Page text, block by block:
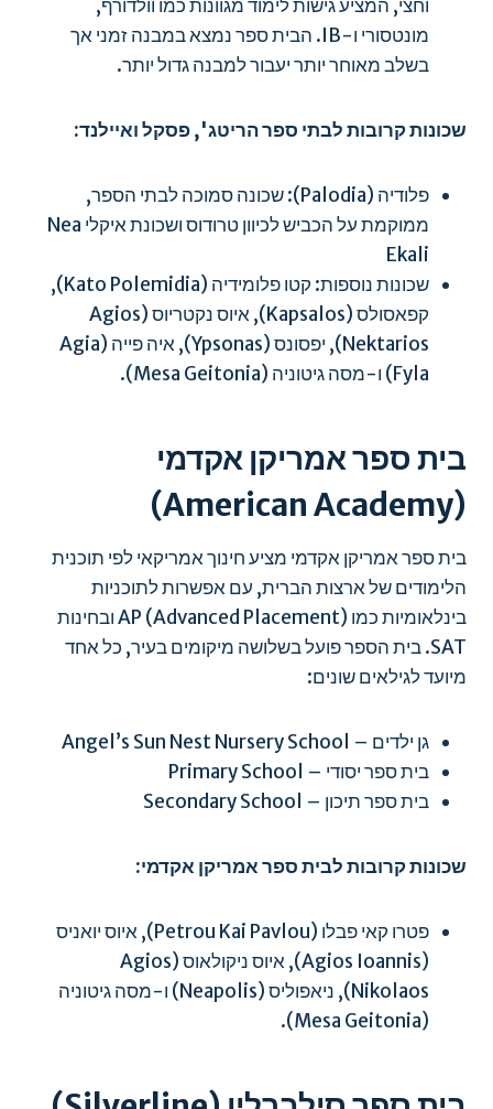
וחצי, המציע גישות לימוד מגוונות כמו וולדורף,
מונטסורי ו-IB. הבית ספר נמצא במבנה זמני אך
בשלב מאוחר יותר יעבור למבנה גדול יותר.
שכונות קרובות לבתי ספר הריטג', פסקל ואיילנד:
פלודיה (Palodia): שכונה סמוכה לבתי הספר,
ממוקמת על הכביש לכיוון טרודוס ושכונת איקלי ​​Nea
Ekali
שכונות נוספות: קטו פלומידיה (Kato Polemidia),
קפאסולס (Kapsalos), איוס נקטריוס (Agios
Nektarios), יפסונס (Ypsonas), איה פייה (Agia
Fyla) ו-מסה גיטוניה (Mesa Geitonia).
בית ספר אמריקן אקדמי
(American Academy)
בית ספר אמריקן אקדמי מציע חינוך אמריקאי לפי תוכנית
הלימודים של ארצות הברית, עם אפשרות לתוכניות
בינלאומיות כמו AP (Advanced Placement) ובחינות
SAT. בית הספר פועל בשלושה מיקומים בעיר, כל אחד
מיועד לגילאים שונים:
גן ילדים – Angel’s Sun Nest Nursery School
בית ספר יסודי – Primary School
בית ספר תיכון – Secondary School
שכונות קרובות לבית ספר אמריקן אקדמי:
פטרו קאי פבלו (Petrou Kai Pavlou), איוס יואניס
(Agios Ioannis), איוס ניקולאוס (Agios
Nikolaos), ניאפוליס (Neapolis) ו-מסה גיטוניה
(Mesa Geitonia).